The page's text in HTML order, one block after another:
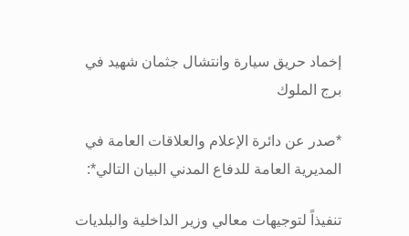
إخماد حريق سيارة وانتشال جثمان شهيد في
برج الملوك
*صدر عن دائرة الإعلام والعلاقات العامة في
المديرية العامة للدفاع المدني البيان التالي:*
تنفيذاً لتوجيهات معالي وزير الداخلية والبلديات